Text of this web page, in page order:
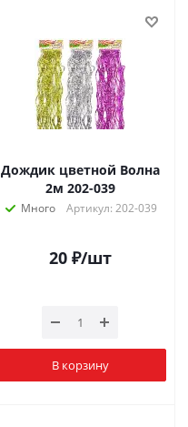
Дождик цветной Волна
2м 202-039
Много Артикул: 202-039
20₽/шт
В корзину